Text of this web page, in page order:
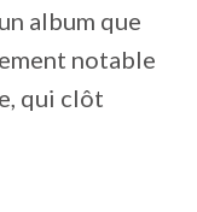
album que
notable
qui clôt